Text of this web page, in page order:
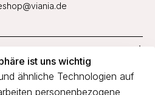
ist uns wichtig
ähnliche Technologien auf
personenbezogene